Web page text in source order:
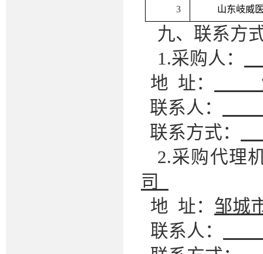
3 山东岐威
九、联系方
1.采购人：
地 址：
联系人：
联系方式：
2.采购代理
司
地 址： 邹城
联系人：